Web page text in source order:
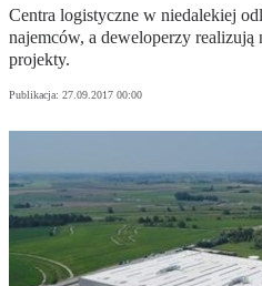
Centra logistyczne w niedalekiej
najemców, a deweloperzy realizują
projekty.
Publikacja: 27.09.2017 00:00